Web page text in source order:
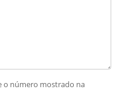
o número mostrado na